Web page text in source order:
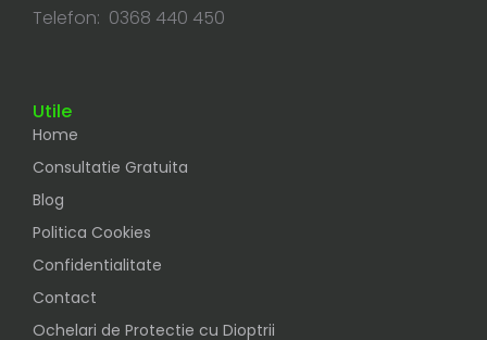
Telefon: 0368 440 450
Utile
Home
Consultatie Gratuita
Blog
Politica Cookies
Confidentialitate
Contact
Ochelari de Protectie cu Dioptrii